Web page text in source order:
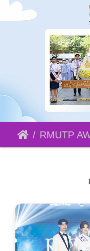
RMUTP